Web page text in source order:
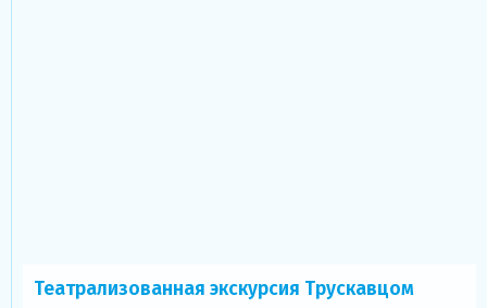
Театрализованная экскурсия Трускавцом